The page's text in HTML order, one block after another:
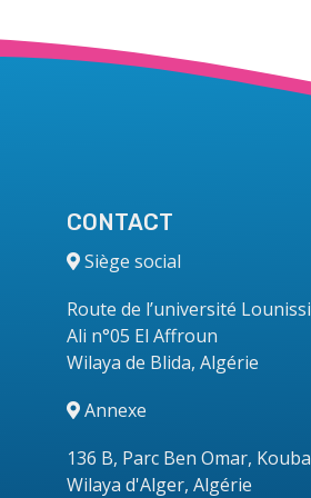
CONTACT
Siège social
Route de l’université Lounissi
Ali n°05 El Affroun
Wilaya de Blida, Algérie
Annexe
136 B, Parc Ben Omar, Kouba
Wilaya d'Alger, Algérie